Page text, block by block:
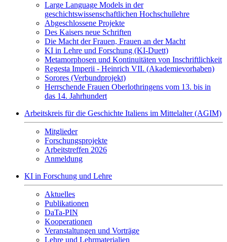
Large Language Models in der
geschichtswissenschaftlichen Hochschullehre
Abgeschlossene Projekte
Des Kaisers neue Schriften
Die Macht der Frauen, Frauen an der Macht
KI in Lehre und Forschung (KI-Duett)
Metamorphosen und Kontinuitäten von Inschriftlichkeit
Regesta Imperii - Heinrich VII. (Akademievorhaben)
Sorores (Verbundprojekt)
Herrschende Frauen Oberlothringens vom 13. bis in
das 14. Jahrhundert
Arbeitskreis für die Geschichte Italiens im Mittelalter (AGIM)
Mitglieder
Forschungsprojekte
Arbeitstreffen 2026
Anmeldung
KI in Forschung und Lehre
Aktuelles
Publikationen
DaTa-PIN
Kooperationen
Veranstaltungen und Vorträge
Lehre und Lehrmaterialien